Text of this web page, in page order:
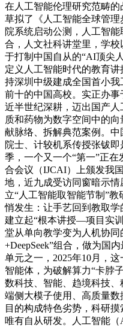
在人工智能伦理研究范畴的
草拟了《人工智能全球管
院系统启动公测，人工智
合，人文社科讲堂里，学
于打制中国自从的“AI顶尖
定义人工智能时代的教育
持深圳中级建成全国首小
前十的中国高校。实正办事
近半世纪深耕，迈出国产
质和药物为数字空间中的
献脉络、拆解典范案例。
院士、计较机系传授张钹
季，一个又一个“第一”正
合会议（IJCAI）上颁发我
地，近九成受访同窗暗示
立“人工智能取智能节制”
悄发生：让手艺回到教取学
建立起“根本讲授—项目实
堂从单向教学变为人机协
+DeepSeek”组合，做为国
单元之一，2025年10月，
智能体，为破解算力“卡脖
数科技、智能、趋境科技、
端侧大模子使用、高质量
目的构成特色劣势，科研
唯有自从研发。人工智能